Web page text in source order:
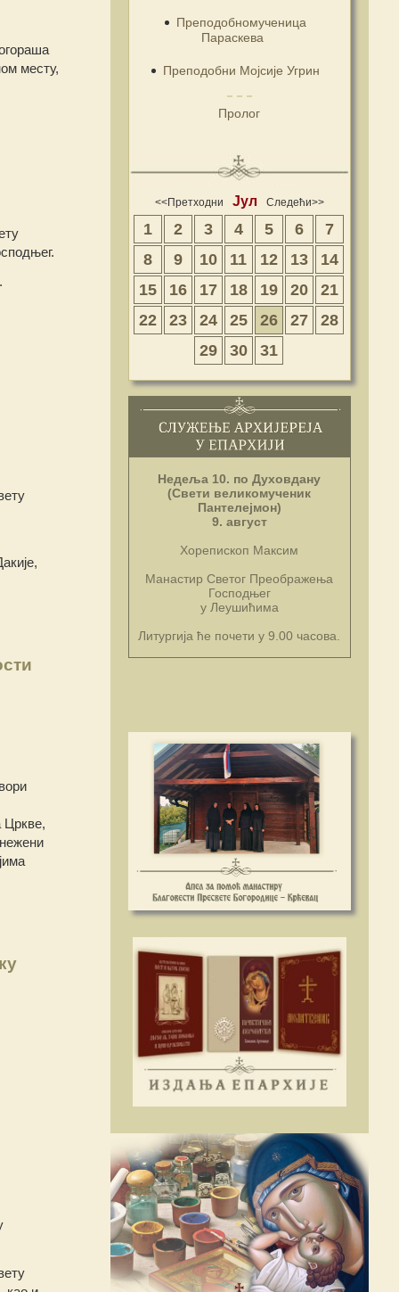
месту,
Цркве,
Преподобномученица
Параскева
Преподобни Мојсије Угрин
Пролог
<<Претходни Јул Следећи>>
1 2 3 4 5 6
7
8
9 10 11 12 13
14
15
16 17 18 19 20
21
22
23 24 25 26 27
28
29
30 31
Недеља 10. по Духовдану
(Свети великомученик
Пантелејмон)
9. август
Хорепископ Максим
Манастир Светог Преображења
Господњег
у Леушићима
Литургија ће почети у 9.00 часова.